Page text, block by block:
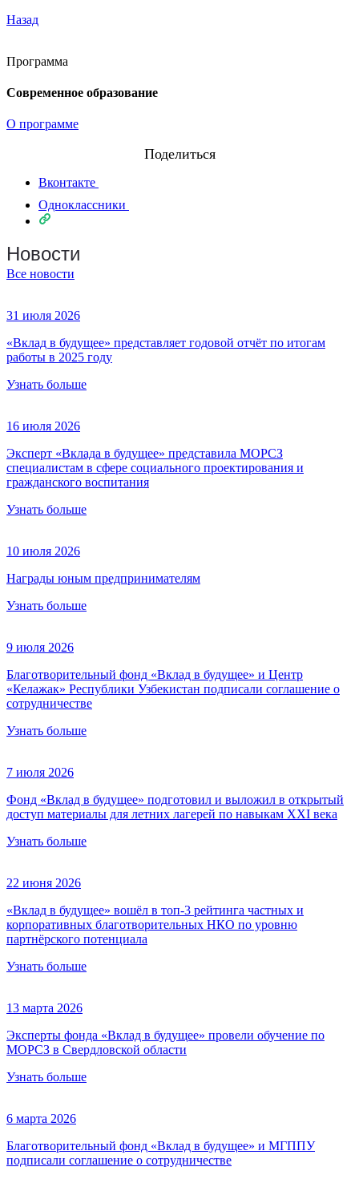
Назад
Программа
Современное образование
О программе
Поделиться
Вконтакте
Одноклассники
Новости
Все новости
31 июля 2026
«Вклад в будущее» представляет годовой отчёт по итогам
работы в 2025 году
Узнать больше
16 июля 2026
Эксперт «Вклада в будущее» представила МОРСЗ
специалистам в сфере социального проектирования и
гражданского воспитания
Узнать больше
10 июля 2026
Награды юным предпринимателям
Узнать больше
9 июля 2026
Благотворительный фонд «Вклад в будущее» и Центр
«Келажак» Республики Узбекистан подписали соглашение о
сотрудничестве
Узнать больше
7 июля 2026
Фонд «Вклад в будущее» подготовил и выложил в открытый
доступ материалы для летних лагерей по навыкам XXI века
Узнать больше
22 июня 2026
«Вклад в будущее» вошёл в топ-3 рейтинга частных и
корпоративных благотворительных НКО по уровню
партнёрского потенциала
Узнать больше
13 марта 2026
Эксперты фонда «Вклад в будущее» провели обучение по
МОРСЗ в Свердловской области
Узнать больше
6 марта 2026
Благотворительный фонд «Вклад в будущее» и МГППУ
подписали соглашение о сотрудничестве